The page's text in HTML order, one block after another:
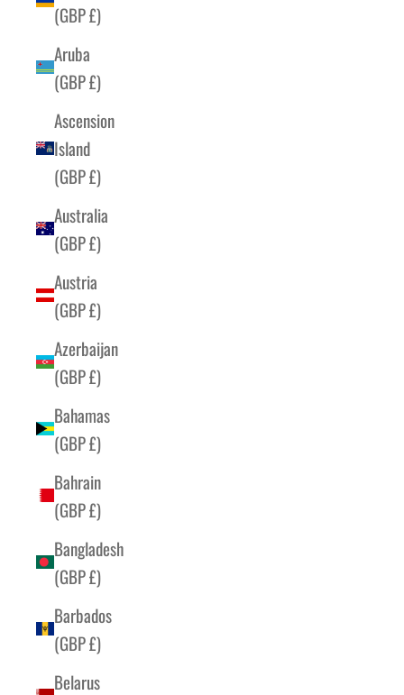
(GBP £)
Aruba
(GBP £)
Ascension
Island
(GBP £)
Australia
(GBP £)
Austria
(GBP £)
Azerbaijan
(GBP £)
Bahamas
(GBP £)
Bahrain
(GBP £)
Bangladesh
(GBP £)
Barbados
(GBP £)
Belarus